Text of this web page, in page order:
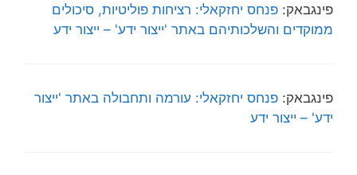
פינגבאק: פנחס יחזקאלי: רציחות פוליטיות, סיכולים
ממוקדים והשלכותיהם באתר 'ייצור ידע' – ייצור ידע
פינגבאק: פנחס יחזקאלי: עורמה ותחבולה באתר 'ייצור
ידע' – ייצור ידע